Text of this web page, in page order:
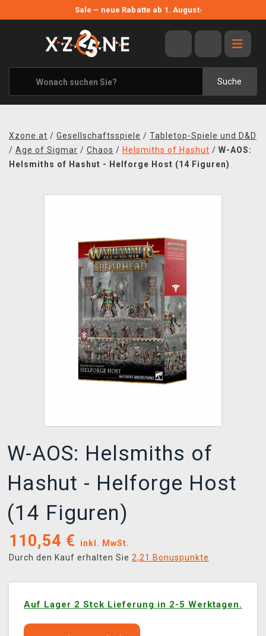
Sale – neue Rabatte ab 1. August›
Suche
ANGEBOTE
ALLE MARKEN
XZONE ORIGINALS
KLEIDUNG & ACCESSOIRES
BÜCHER & COMICS
Xzone.at / Gesellschaftsspiele / Tabletop-Spiele und D&D
/ Age of Sigmar / Chaos / Helsmiths of Hashut / W-AOS:
Helsmiths of Hashut - Helforge Host (14 Figuren)
W-AOS: Helsmiths of
Hashut - Helforge Host
(14 Figuren)
110,54 €
inkl. MwSt.
Durch den Kauf erhalten Sie 2,21 Bonuspunkte
Auf Lager 2 Stck Lieferung in 2-5 Werktagen.